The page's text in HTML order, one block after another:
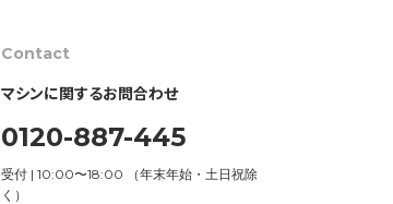
Contact
マシンに関するお問合わせ
0120-887-445
受付 | 10:00〜18:00 （年末年始・土日祝除
く）